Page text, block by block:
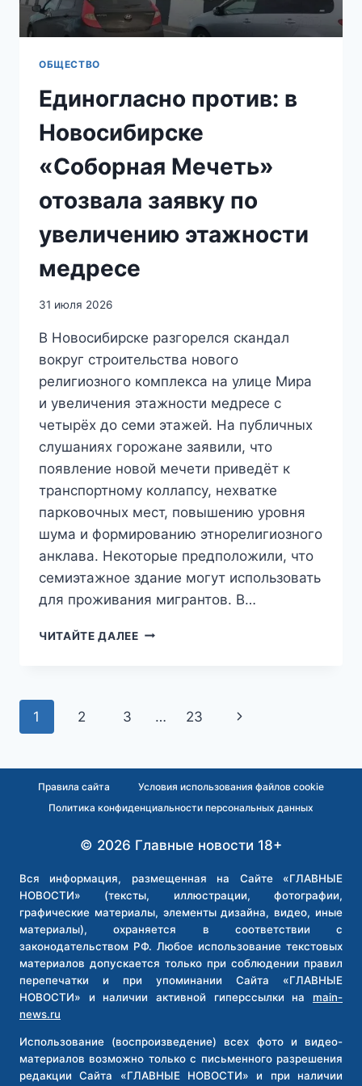
К
ИСЛАМУ
ОБЩЕСТВО
Единогласно против: в
Новосибирске
«Соборная Мечеть»
отозвала заявку по
увеличению этажности
медресе
31 июля 2026
В Новосибирске разгорелся скандал
вокруг строительства нового
религиозного комплекса на улице Мира
и увеличения этажности медресе с
четырёх до семи этажей. На публичных
слушаниях горожане заявили, что
появление новой мечети приведёт к
транспортному коллапсу, нехватке
парковочных мест, повышению уровня
шума и формированию этнорелигиозного
анклава. Некоторые предположили, что
семиэтажное здание могут использовать
для проживания мигрантов. В…
ЧИТАЙТЕ ДАЛЕЕЕДИНОГЛАСНО
МЕЧЕТЬ»
ПО
УВЕЛИЧЕНИЮ
МЕДРЕСЕ
Навигация
страницам
1 2 3 … 23
Следующая
Правила сайта
Условия использования файлов cookie
Политика конфиденциальности персональных данных
© 2026 Главные новости 18+
Вся информация, размещенная на Сайте «ГЛАВНЫЕ
НОВОСТИ» (тексты, иллюстрации, фотографии,
графические материалы, элементы дизайна, видео, иные
материалы), охраняется в соответствии с
законодательством РФ. Любое использование текстовых
материалов допускается только при соблюдении правил
перепечатки и при упоминании Сайта «ГЛАВНЫЕ
НОВОСТИ» и наличии активной гиперссылки на main-
news.ru
Использование (воспроизведение) всех фото и видео-
материалов возможно только с письменного разрешения
редакции Сайта «ГЛАВНЫЕ НОВОСТИ» и при наличии